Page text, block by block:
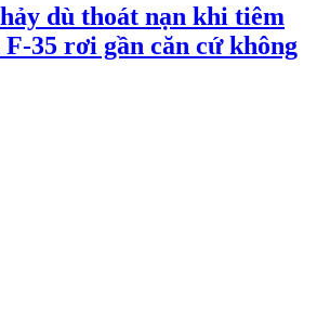
dù thoát nạn khi tiêm
35 rơi gần căn cứ không